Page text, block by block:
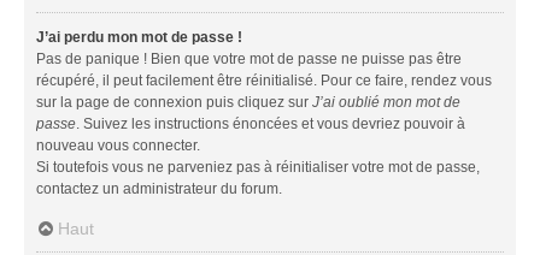
J’ai perdu mon mot de passe !
Pas de panique ! Bien que votre mot de passe ne puisse pas être
récupéré, il peut facilement être réinitialisé. Pour ce faire, rendez vous
sur la page de connexion puis cliquez sur J’ai oublié mon mot de
passe. Suivez les instructions énoncées et vous devriez pouvoir à
nouveau vous connecter.
Si toutefois vous ne parveniez pas à réinitialiser votre mot de passe,
contactez un administrateur du forum.
Haut